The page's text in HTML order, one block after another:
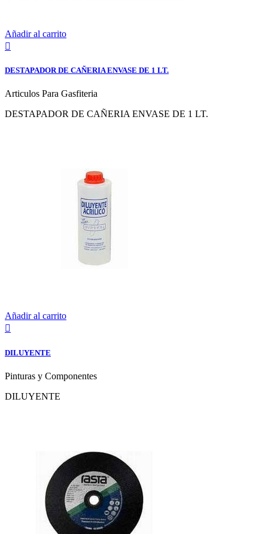
Añadir al carrito

DESTAPADOR DE CAÑERIA ENVASE DE 1 LT.
Articulos Para Gasfiteria
DESTAPADOR DE CAÑERIA ENVASE DE 1 LT.
Añadir al carrito

DILUYENTE
Pinturas y Componentes
DILUYENTE